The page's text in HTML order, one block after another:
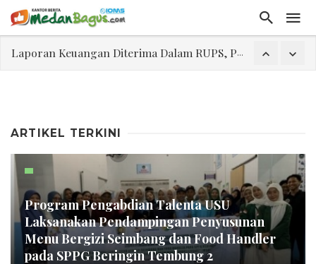
Program Rabu 'Walk In Interview' Dikerumuni Pencari Kerja di Medan
USU Gelar Pengabdian "Hidroponik Green Recovery" bagi Eks-Penyalahguna Narkoba di Belawan Sicanang
Laporan Keuangan Diterima Dalam RUPS, Pelaporan Hingga Penahanan Mantan Direktur PT GKS Dinilai Rancu
ARTIKEL TERKINI
Program Pengabdian Talenta USU
Laksanakan Pendampingan Penyusunan
Menu Bergizi Seimbang dan Food Handler
pada SPPG Beringin Tembung 2